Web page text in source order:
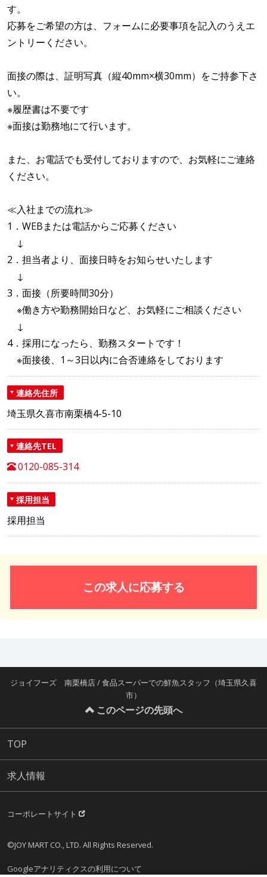
す。
応募をご希望の方は、フォームに必要事項を記入のうえエ
ントリーください。
面接の際は、証明写真（縦40mm×横30mm）をご持参下さ
い。
※履歴書は不要です
※面接は勤務地にて行います。
また、お電話でも受付しておりますので、お気軽にご連絡
ください。
≪入社までの流れ≫
1．WEBまたは電話からご応募ください
↓
2．担当者より、面接日時をお知らせいたします
↓
3．面接（所要時間30分）
※働き方や勤務開始日など、お気軽にご相談ください
↓
4．採用になったら、勤務スタートです！
※面接後、1～3日以内に合否連絡をしております
連絡先住所
埼玉県久喜市南栗橋4-5-10
連絡先TEL
0120-085-314
採用担当
採用担当
この求人に応募する
ジョイフーズ 南栗橋店 / 食品スーパーでの鮮魚スタッフ（埼玉県久喜
市）
このページの先頭へ
TOP
求人情報
コーポレートサイト
©JOY MART CO., LTD. All Rights Reserved.
Googleアナリティクスの利用について